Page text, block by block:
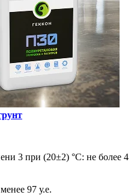
3 при (20±2) °С: не более 4
97 у.е.